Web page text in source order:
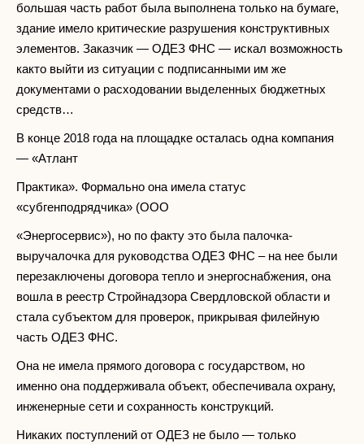
большая часть работ была выполнена только на бумаге,
здание имело критические разрушения конструктивных
элементов. Заказчик — ОДЕЗ ФНС — искал возможность
както выйти из ситуации с подписанными им же
документами о расходовании выделенных бюджетных
средств…
В конце 2018 года на площадке осталась одна компания
— «Атлант
Практика». Формально она имела статус
«субгенподрядчика» (ООО
«Энергосервис»), но по факту это была палочка-
выручалочка для руководства ОДЕЗ ФНС – на нее были
перезаключены договора тепло и энергоснабжения, она
вошла в реестр Стройнадзора Свердловской области и
стала субъектом для проверок, прикрывая филейную
часть ОДЕЗ ФНС.
Она не имела прямого договора с государством, но
именно она поддерживала объект, обеспечивала охрану,
инженерные сети и сохранность конструкций.
Никаких поступлений от ОДЕЗ не было — только